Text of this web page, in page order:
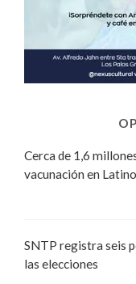
Cerca de 1,6
vacunación en
SNTP registra seis
las elecciones